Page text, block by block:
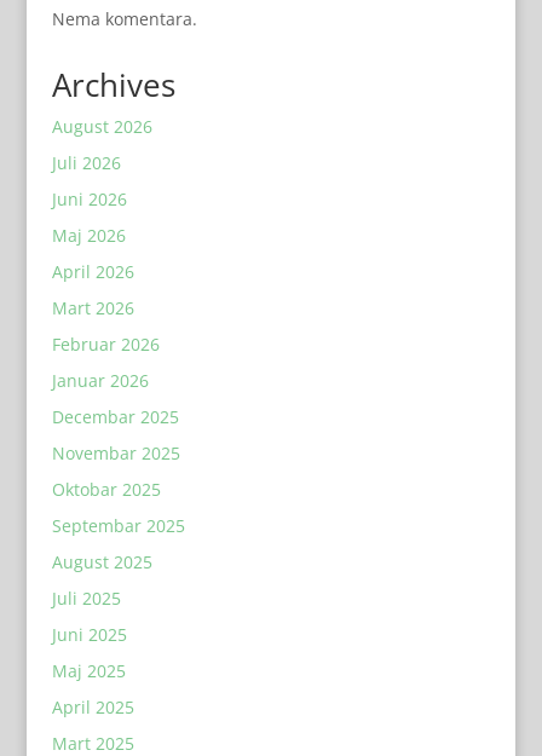
Nema komentara.
Archives
August 2026
Juli 2026
Juni 2026
Maj 2026
April 2026
Mart 2026
Februar 2026
Januar 2026
Decembar 2025
Novembar 2025
Oktobar 2025
Septembar 2025
August 2025
Juli 2025
Juni 2025
Maj 2025
April 2025
Mart 2025